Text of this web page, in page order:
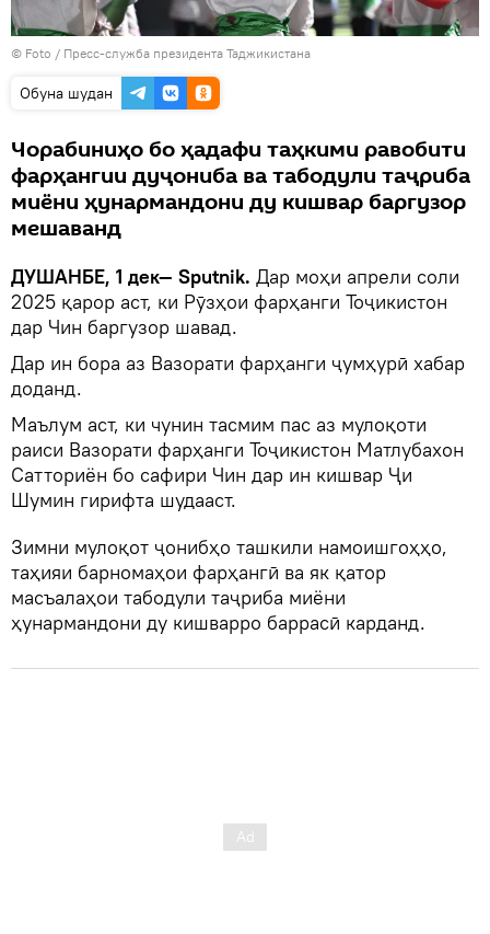
© Foto / Пресс-служба президента Таджикистана
Обуна шудан
Чорабиниҳо бо ҳадафи таҳкими равобити
фарҳангии дуҷониба ва табодули таҷриба
миёни ҳунармандони ду кишвар баргузор
мешаванд
ДУШАНБЕ, 1 дек— Sputnik. Дар моҳи апрели соли
2025 қарор аст, ки Рӯзҳои фарҳанги Тоҷикистон
дар Чин баргузор шавад.
Дар ин бора аз Вазорати фарҳанги ҷумҳурӣ хабар
доданд.
Маълум аст, ки чунин тасмим пас аз мулоқоти
раиси Вазорати фарҳанги Тоҷикистон Матлубахон
Сатториён бо сафири Чин дар ин кишвар Ҷи
Шумин гирифта шудааст.
Зимни мулоқот ҷонибҳо ташкили намоишгоҳҳо,
таҳияи барномаҳои фарҳангӣ ва як қатор
масъалаҳои табодули таҷриба миёни
ҳунармандони ду кишварро баррасӣ карданд.